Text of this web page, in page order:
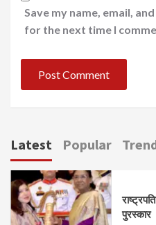
Save my name, email,
for the next time I
Latest Popular
पुरस्कार